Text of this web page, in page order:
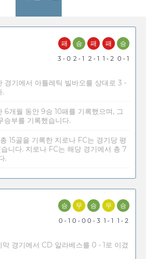
패
3 - 0
승
2 - 1
패
2 - 1
패
1 - 2
승
0 - 1
경기에서 아틀레틱 빌바오를 상대로 3 -
.
6개월 동안 9승 10패를 기록했으며, 그
승부를 기록했습니다.
15골을 기록한 지로나 FC는 경기당 평
니다. 지로나 FC는 해당 경기에서 총 7
.
승
0 - 1
무
0 - 0
승
0 - 3
무
1 - 1
승
1 - 2
경기에서 CD 알라베스를 0 - 1로 이겼